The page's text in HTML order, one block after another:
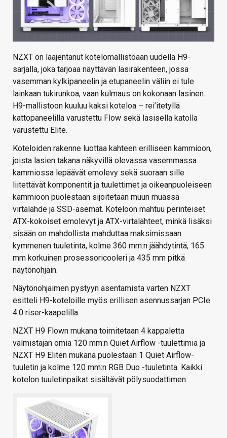
HAKU
NZXT on laajentanut kotelomallistoaan uudella H9-
sarjalla, joka tarjoaa näyttävän lasirakenteen, jossa
vasemman kylkipaneelin ja etupaneelin väliin ei tule
lainkaan tukirunkoa, vaan kulmaus on kokonaan lasinen.
H9-mallistoon kuuluu kaksi koteloa – rei’itetyllä
kattopaneelilla varustettu Flow sekä lasisella katolla
varustettu Elite.
Koteloiden rakenne luottaa kahteen erilliseen kammioon,
joista lasien takana näkyvillä olevassa vasemmassa
kammiossa lepäävät emolevy sekä suoraan sille
liitettävät komponentit ja tuulettimet ja oikeanpuoleiseen
kammioon puolestaan sijoitetaan muun muassa
virtalähde ja SSD-asemat. Koteloon mahtuu perinteiset
ATX-kokoiset emolevyt ja ATX-virtalähteet, minkä lisäksi
sisään on mahdollista mahduttaa maksimissaan
kymmenen tuuletinta, kolme 360 mm:n jäähdytintä, 165
mm korkuinen prosessoricooleri ja 435 mm pitkä
näytönohjain.
Näytönohjaimen pystyyn asentamista varten NZXT
esitteli H9-koteloille myös erillisen asennussarjan PCIe
4.0 riser-kaapelilla.
NZXT H9 Flown mukana toimitetaan 4 kappaletta
valmistajan omia 120 mm:n Quiet Airflow -tuulettimia ja
NZXT H9 Eliten mukana puolestaan 1 Quiet Airflow-
tuuletin ja kolme 120 mm:n RGB Duo -tuuletinta. Kaikki
kotelon tuuletinpaikat sisältävät pölysuodattimen.